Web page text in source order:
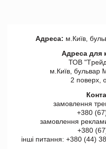
Адреса: м.Київ,
Адреса для
ТОВ
м.Київ, бульвар
2 поверх,
замовлення
+380
замовлення
+380
інші питання: +380 (44)